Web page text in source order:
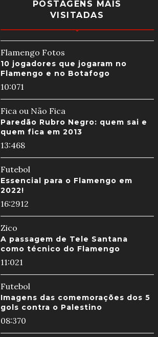
POSTAGENS MAIS
VISITADAS
Flamengo Fotos
10 jogadores que jogaram no
Flamengo e no Botafogo
10:071
Fica ou Não Fica
Paredão Rubro Negro: quem sai e
quem fica em 2013
13:468
Futebol
Essencial para o Flamengo em
2022!
16:2912
Zico
A passagem de Tele Santana
como técnico do Flamengo
11:021
Futebol
Imagens das comemorações dos 5
gols contra o Palestino
08:370